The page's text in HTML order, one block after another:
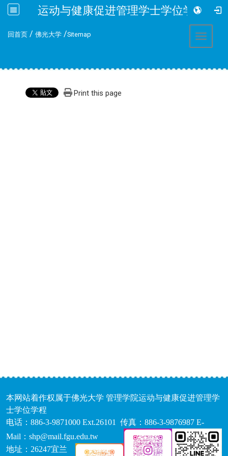
运动与健康促进管理学士学位学程
回首页 / 佛光大学 /Sitemap Toggle
Print this page
本网站着作权属于佛光大学 管理学院运动与健康促进管理学
士学位学程
电话：886-3-9871000 Ext.26101 传真：886-3-9876987 E-
Mail：shp@mail.fgu.edu.tw
地址：26247宜兰